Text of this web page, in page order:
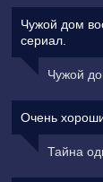
Чужой дом
сериал.
Чужой
Очень
Тайна